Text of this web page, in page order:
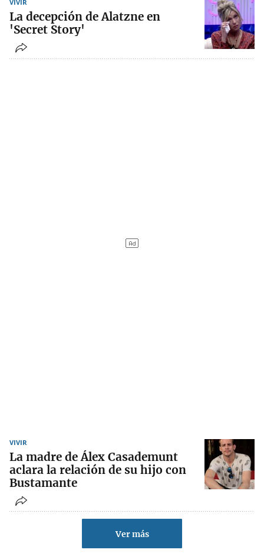
VIVIR
La decepción de Alatzne en
'Secret Story'
VIVIR
La madre de Álex Casademunt
aclara la relación de su hijo con
Bustamante
Ver más